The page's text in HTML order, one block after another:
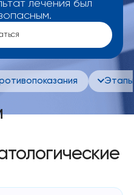
лечения был
Этапы